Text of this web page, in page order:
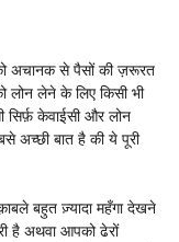
अचानक से पैसों की ज़रूरत
लेने के लिए किसी भी
केवाईसी और लोन
अच्छी बात है की ये पूरी
बहुत ज़्यादा महँगा देखने
है अथवा आपको ढेरों